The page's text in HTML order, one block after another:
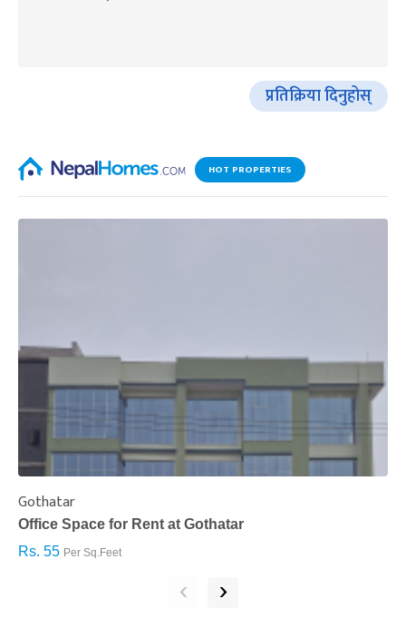
प्रतिक्रिया दिनुहोस्
HOT PROPERTIES
Gothatar
Office Space for Rent at Gothatar
Rs. 55 Per Sq.Feet
‹ ›